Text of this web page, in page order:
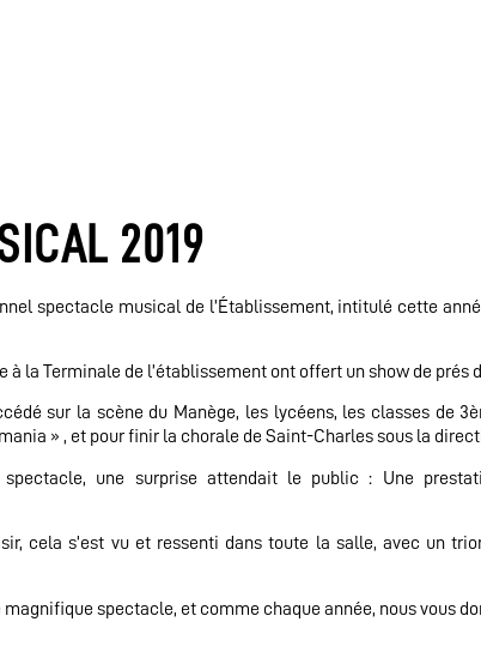
2019
spectacle musical de l’Établissement, intitulé cette
à la Terminale de l’établissement ont offert un show de prés
sur la scène du Manège, les lycéens, les classes de
» , et pour finir la chorale de Saint-Charles sous la
spectacle, une surprise attendait le public : Une
cela s’est vu et ressenti dans toute la salle, avec un
spectacle, et comme chaque année, nous vous